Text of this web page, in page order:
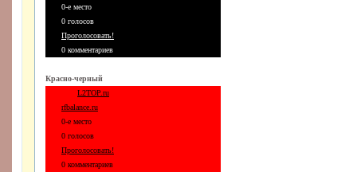
0-е место
0 голосов
Проголосовать!
0 комментариев
Красно-черный
L2TOP.ru
rfbalance.ru
0-е место
0 голосов
Проголосовать!
0 комментариев